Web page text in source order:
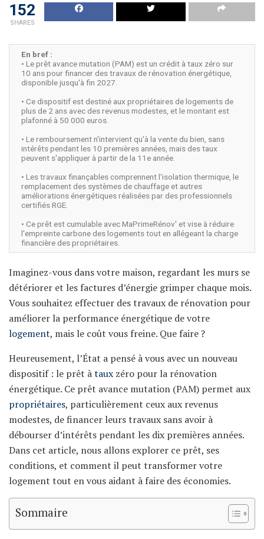
152
SHARES
En bref :
• Le prêt avance mutation (PAM) est un crédit à taux zéro sur
10 ans pour financer des travaux de rénovation énergétique,
disponible jusqu'à fin 2027.
• Ce dispositif est destiné aux propriétaires de logements de
plus de 2 ans avec des revenus modestes, et le montant est
plafonné à 50 000 euros.
• Le remboursement n'intervient qu'à la vente du bien, sans
intérêts pendant les 10 premières années, mais des taux
peuvent s'appliquer à partir de la 11e année.
• Les travaux finançables comprennent l'isolation thermique, le
remplacement des systèmes de chauffage et autres
améliorations énergétiques réalisées par des professionnels
certifiés RGE.
• Ce prêt est cumulable avec MaPrimeRénov' et vise à réduire
l'empreinte carbone des logements tout en allégeant la charge
financière des propriétaires.
Imaginez-vous dans votre maison, regardant les murs se
détériorer et les factures d’énergie grimper chaque mois.
Vous souhaitez effectuer des travaux de rénovation pour
améliorer la performance énergétique de votre
logement, mais le coût vous freine. Que faire ?
Heureusement, l’État a pensé à vous avec un nouveau
dispositif : le prêt àtaux zéro pour la rénovation
énergétique. Ce prêt avance mutation (PAM) permet aux
propriétaires, particulièrement ceux aux revenus
modestes, de financer leurs travaux sans avoir à
débourser d’intérêts pendant les dix premières années.
Dans cet article, nous allons explorer ce prêt, ses
conditions, et comment il peut transformer votre
logement tout en vous aidant à faire des économies.
Sommaire